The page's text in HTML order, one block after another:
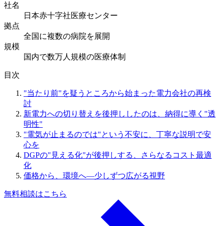
社名
日本赤十字社医療センター
拠点
全国に複数の病院を展開
規模
国内で数万人規模の医療体制
目次
"当たり前"を疑うところから始まった電力会社の再検
討
新電力への切り替えを後押ししたのは、納得に導く"透
明性"
"電気が止まるのでは"という不安に、丁寧な説明で安
心を
DGPの"見える化"が後押しする、さらなるコスト最適
化
価格から、環境へ―少しずつ広がる視野
無料相談はこちら